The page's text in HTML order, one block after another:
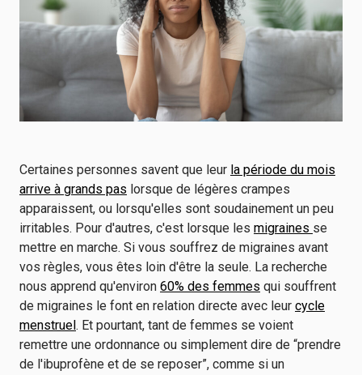
Certaines personnes savent que leur la période du mois
arrive à grands pas lorsque de légères crampes
apparaissent, ou lorsqu'elles sont soudainement un peu
irritables. Pour d'autres, c'est lorsque les migraines se
mettre en marche. Si vous souffrez de migraines avant
vos règles, vous êtes loin d'être la seule. La recherche
nous apprend qu'environ 60% des femmes qui souffrent
de migraines le font en relation directe avec leur cycle
menstruel. Et pourtant, tant de femmes se voient
remettre une ordonnance ou simplement dire de “prendre
de l'ibuprofène et de se reposer”, comme si un